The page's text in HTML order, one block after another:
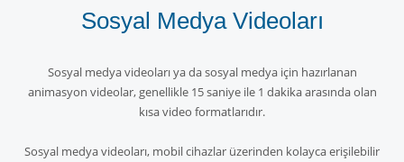
Sosyal Medya Videoları
Sosyal medya videoları ya da sosyal medya için hazırlanan
animasyon videolar, genellikle 15 saniye ile 1 dakika arasında olan
kısa video formatlarıdır.
Sosyal medya videoları, mobil cihazlar üzerinden kolayca erişilebilir